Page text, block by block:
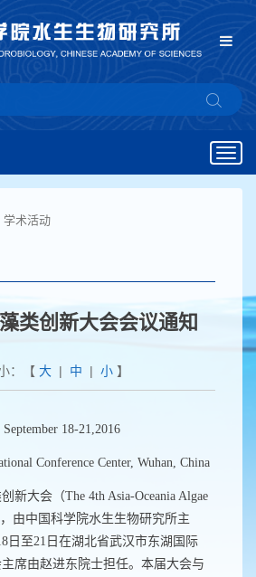
学术活动
类创新大会会议通知
：【 大| 中 | 小】
18-21,2016
Conference Center, Wuhan, China
大会（The 4th Asia-Oceania Algae
由中国科学院水生生物研究所主
日至21日在湖北省武汉市东湖国际
席由赵进东院士担任。本届大会与